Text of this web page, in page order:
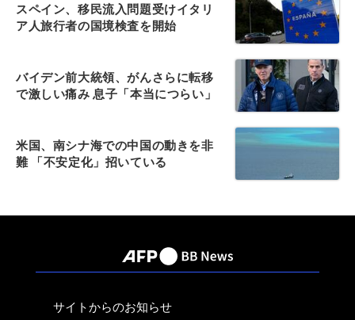
スペイン、移民流入問題受けイタリ
ア人旅行者の国境検査を開始
バイデン前大統領、がんさらに転移
で激しい痛み 息子「本当につらい」
米国、南シナ海での中国の動きを非
難 「不安定化」招いている
サイトからのお知らせ